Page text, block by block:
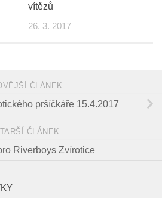
vítězů
26. 3. 2017
ČLÁNEK
pršíčkáře 15.4.2017
ČLÁNEK
Riverboys Zvírotice